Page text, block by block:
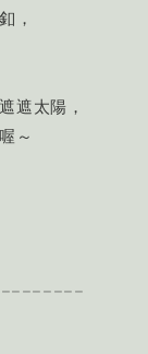
，
遮太陽，
～